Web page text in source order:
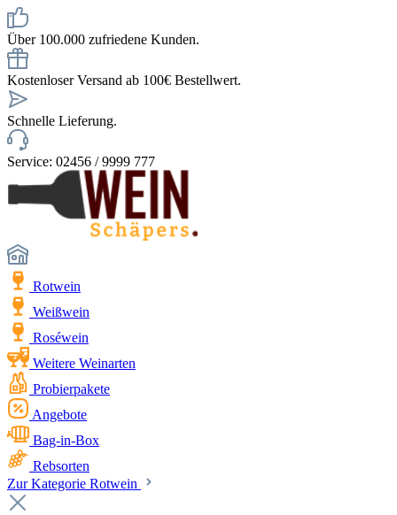
Über 100.000 zufriedene Kunden.
Kostenloser Versand ab 100€ Bestellwert.
Schnelle Lieferung.
Service: 02456 / 9999 777
Rotwein
Weißwein
Roséwein
Weitere Weinarten
Probierpakete
Angebote
Bag-in-Box
Rebsorten
Zur Kategorie Rotwein